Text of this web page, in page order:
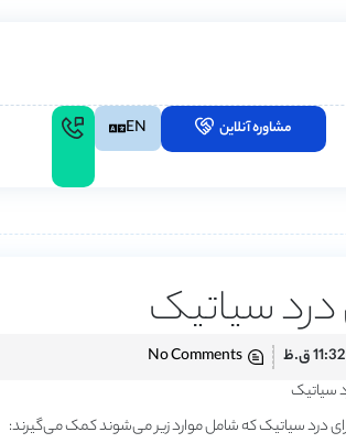
مشاوره آنلاین EN
درد سیاتیک
11:32 ق.ظ No Comments
درد سیاتیک که شامل موارد زیر می‌شوند کمک می‌گیرند: